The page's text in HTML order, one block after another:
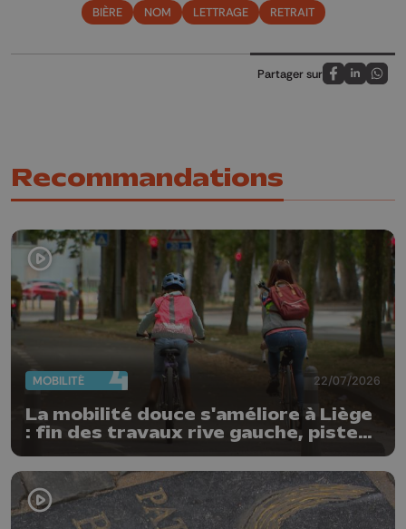
BIÈRE
NOM LETTRAGE RETRAIT
Partager sur
Partagez sur
Partagez
Recommandations
MOBILITÉ 22/07/2026
La mobilité douce s'améliore à Liège
: fin des travaux rive gauche, pistes
Guillemins...